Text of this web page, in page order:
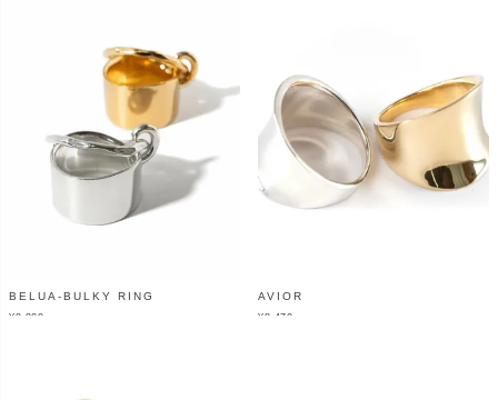
BELUA-BULKY RING
¥9,800
AVIOR
¥8,470